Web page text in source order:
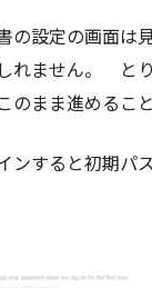
の設定の画面は
れません。 と
まま進めること
ンすると初期パ